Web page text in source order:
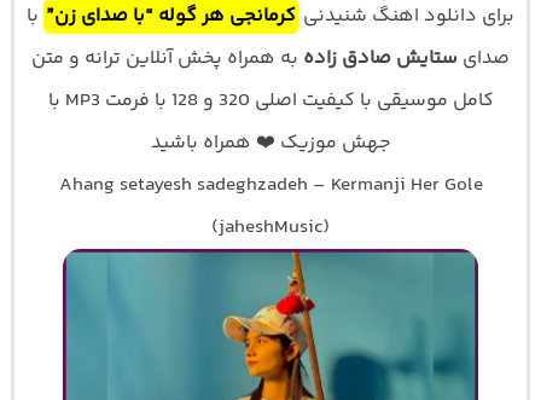
برای دانلود اهنگ شنیدنی کرمانجی هر گوله “با صدای زن” با
صدای ستایش صادق زاده به همراه پخش آنلاین ترانه و متن
کامل موسیقی با کیفیت اصلی 320 و 128 با فرمت MP3 با
جهش موزیک ❤️ همراه باشید
Ahang setayesh sadeghzadeh – Kermanji Her Gole
(jaheshMusic)